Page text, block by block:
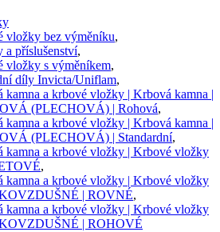
vložky bez výměníku,
a příslušenství,
vložky s výměníkem,
díly Invicta/Uniflam,
kamna a krbové vložky | Krbová kamna |
(PLECHOVÁ) | Rohová,
kamna a krbové vložky | Krbová kamna |
(PLECHOVÁ) | Standardní,
kamna a krbové vložky | Krbové vložky
,
kamna a krbové vložky | Krbové vložky
| ROVNÉ,
kamna a krbové vložky | Krbové vložky
| ROHOVÉ